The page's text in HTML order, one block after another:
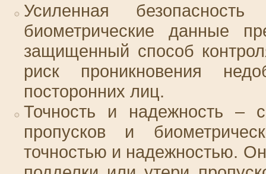
Усиленная
биометрические данные
защищенный способ
риск проникновения
посторонних лиц.
Точность и надежность –
пропусков и
точностью и надежностью.